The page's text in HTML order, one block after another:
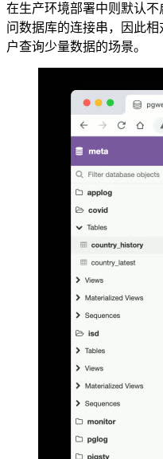
在生产环境部署中则默认不
问数据库的连接串，因此
户查询少量数据的场景。